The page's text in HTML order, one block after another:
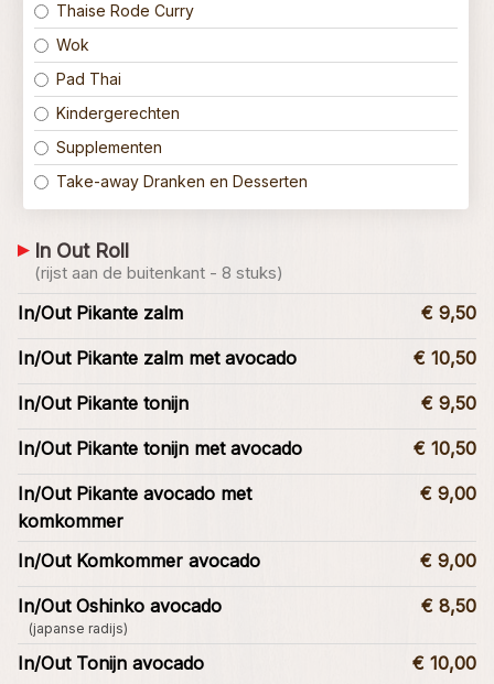
Thaise Rode Curry
Wok
Pad Thai
Kindergerechten
Supplementen
Take-away Dranken en Desserten
In Out Roll
(rijst aan de buitenkant - 8 stuks)
In/Out Pikante zalm € 9,50
In/Out Pikante zalm met avocado € 10,50
In/Out Pikante tonijn € 9,50
In/Out Pikante tonijn met avocado € 10,50
In/Out Pikante avocado met
komkommer
€ 9,00
In/Out Komkommer avocado € 9,00
In/Out Oshinko avocado
(japanse radijs)
€ 8,50
In/Out Tonijn avocado € 10,00